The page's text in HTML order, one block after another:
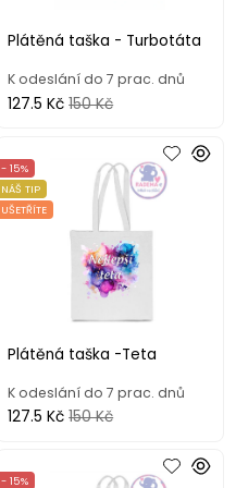
Plátěná taška - Turbotáta
K odeslání do 7 prac. dnů
127.5 Kč 150 Kč
Plátěná taška -Teta
- 15%
NÁŠ TIP
UŠETŘÍTE
K odeslání do 7 prac. dnů
127.5 Kč 150 Kč
- 15%